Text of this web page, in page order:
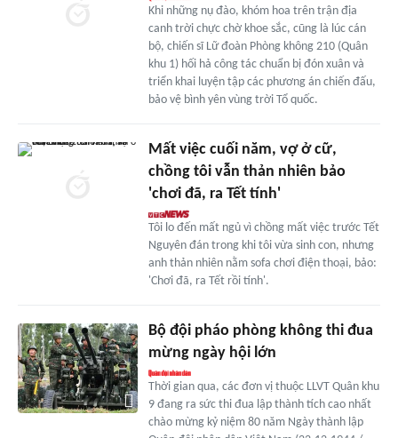
Khi những nụ đào, khóm hoa trên trận địa
canh trời chực chờ khoe sắc, cũng là lúc cán
bộ, chiến sĩ Lữ đoàn Phòng không 210 (Quân
khu 1) hối hả công tác chuẩn bị đón xuân và
triển khai luyện tập các phương án chiến đấu,
bảo vệ bình yên vùng trời Tổ quốc.
Mất việc cuối năm, vợ ở cữ,
chồng tôi vẫn thản nhiên bảo
'chơi đã, ra Tết tính'
Tôi lo đến mất ngủ vì chồng mất việc trước Tết
Nguyên đán trong khi tôi vừa sinh con, nhưng
anh thản nhiên nằm sofa chơi điện thoại, bảo:
'Chơi đã, ra Tết rồi tính'.
Bộ đội pháo phòng không thi đua
mừng ngày hội lớn
Thời gian qua, các đơn vị thuộc LLVT Quân khu
9 đang ra sức thi đua lập thành tích cao nhất
chào mừng kỷ niệm 80 năm Ngày thành lập